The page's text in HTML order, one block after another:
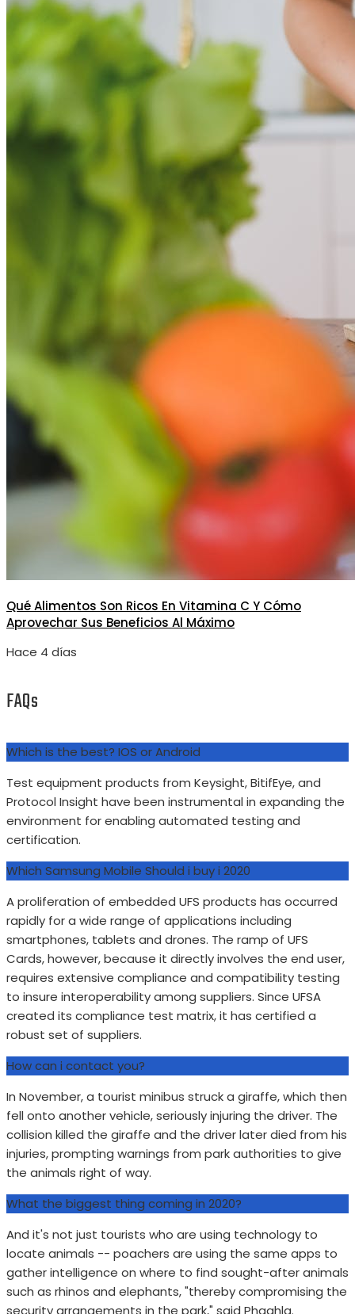
Qué Alimentos Son Ricos En Vitamina C Y Cómo
Aprovechar Sus Beneficios Al Máximo
Hace 4 días
FAQs
Which is the best? IOS or Android
Test equipment products from Keysight, BitifEye, and
Protocol Insight have been instrumental in expanding the
environment for enabling automated testing and
certification.
Which Samsung Mobile Should i buy i 2020
A proliferation of embedded UFS products has occurred
rapidly for a wide range of applications including
smartphones, tablets and drones. The ramp of UFS
Cards, however, because it directly involves the end user,
requires extensive compliance and compatibility testing
to insure interoperability among suppliers. Since UFSA
created its compliance test matrix, it has certified a
robust set of suppliers.
How can i contact you?
In November, a tourist minibus struck a giraffe, which then
fell onto another vehicle, seriously injuring the driver. The
collision killed the giraffe and the driver later died from his
injuries, prompting warnings from park authorities to give
the animals right of way.
What the biggest thing coming in 2020?
And it's not just tourists who are using technology to
locate animals -- poachers are using the same apps to
gather intelligence on where to find sought-after animals
such as rhinos and elephants, "thereby compromising the
security arrangements in the park," said Phaahla.